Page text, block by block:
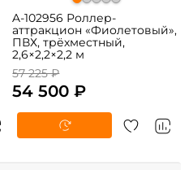
A-102956 Роллер-
аттракцион «Фиолетовый»,
ПВХ, трёхместный,
2,6×2,2×2,2 м
57 225 ₽
54 500 ₽